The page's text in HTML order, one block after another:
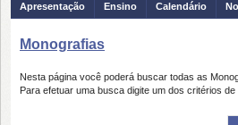
Apresentação Ensino Calendário
Monografias
Nesta página você poderá buscar todas as
Para efetuar uma busca digite um dos critérios